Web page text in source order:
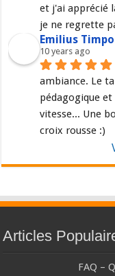
et j'ai apprécié
je ne regrette
Emilius
10 years ago
ambiance. Le
pédagogique et
vitesse... Une
croix rousse :)
Articles
FAQ –